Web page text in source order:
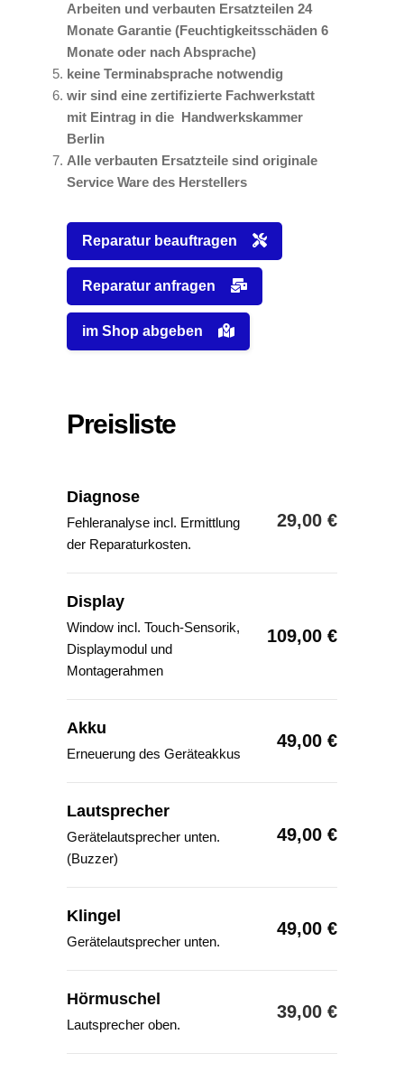
Arbeiten und verbauten Ersatzteilen 24
Monate Garantie (Feuchtigkeitsschäden 6
Monate oder nach Absprache)
keine Terminabsprache notwendig
wir sind eine zertifizierte Fachwerkstatt
mit Eintrag in die Handwerkskammer
Berlin
Alle verbauten Ersatzteile sind originale
Service Ware des Herstellers
Reparatur beauftragen
Reparatur anfragen
im Shop abgeben
Preisliste
Diagnose
Fehleranalyse incl. Ermittlung
der Reparaturkosten.
29,00 €
Display
Window incl. Touch-Sensorik,
Displaymodul und
Montagerahmen
109,00 €
Akku
Erneuerung des Geräteakkus
49,00 €
Lautsprecher
Gerätelautsprecher unten.
(Buzzer)
49,00 €
Klingel
Gerätelautsprecher unten.
49,00 €
Hörmuschel
Lautsprecher oben.
39,00 €